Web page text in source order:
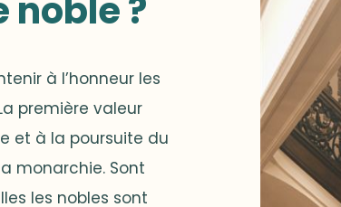
?
à l’honneur les
première valeur
et à la poursuite du
monarchie. Sont
les nobles sont